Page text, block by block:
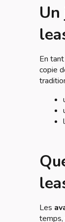
En
copie
Les
temps,